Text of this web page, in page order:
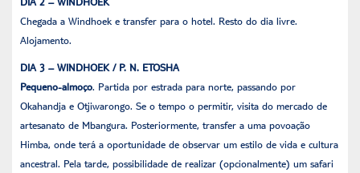
Chegada a Windhoek e transfer para o hotel. Resto do dia livre.
Alojamento.
DIA 3 – WINDHOEK / P. N. ETOSHA
Pequeno-almoço. Partida por estrada para norte, passando por
Okahandja e Otjiwarongo. Se o tempo o permitir, visita do mercado de
artesanato de Mbangura. Posteriormente, transfer a uma povoação
Himba, onde terá a oportunidade de observar um estilo de vida e cultura
ancestral. Pela tarde, possibilidade de realizar (opcionalmente) um safari